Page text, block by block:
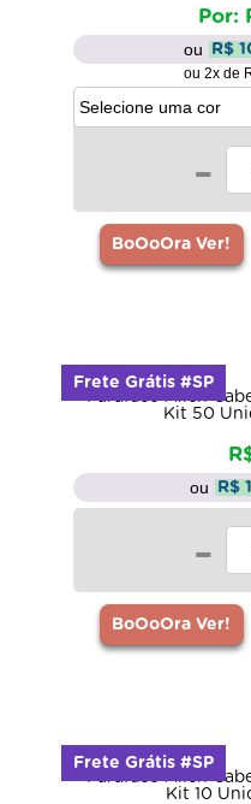
Por:
ou R$
ou 2x de
-
BoOoOra Ver!
Parafuso Allen
Kit 50
ou R$
-
BoOoOra Ver!
Frete Grátis #SP
Parafuso Allen
Kit 10
Frete Grátis #SP